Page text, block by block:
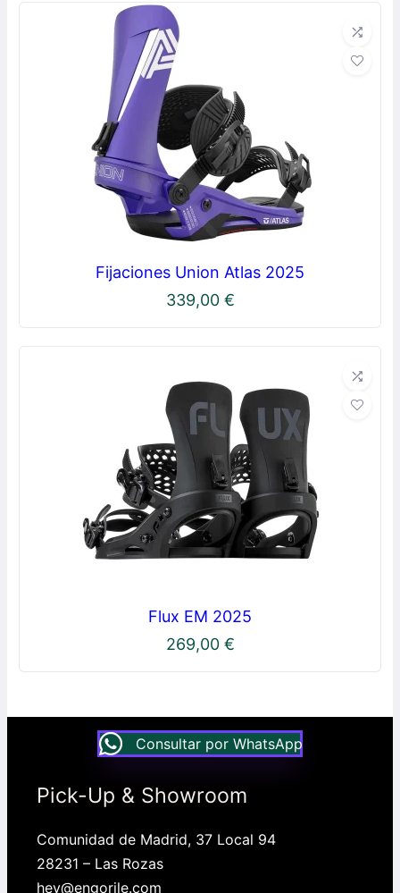
Fijaciones Union Atlas 2025
339,00 €
Flux EM 2025
269,00 €
Consultar por WhatsApp
Pick-Up & Showroom
Comunidad de Madrid, 37 Local 94
28231 – Las Rozas
hey@engorile.com